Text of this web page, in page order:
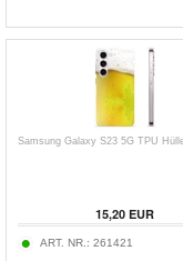
Samsung Galaxy S23 5G TPU
15,20EUR
ART. NR.: 261421